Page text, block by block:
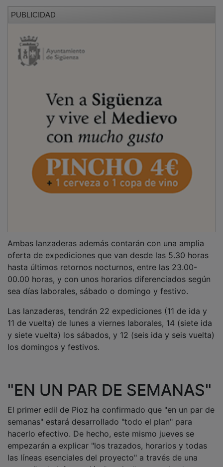
oferta de expediciones que van desde las 5.30 horas
hasta últimos retornos nocturnos, entre las 23.00-
00.00 horas, y con unos horarios diferenciados según
sea días laborales, sábado o domingo y festivo.
11 de vuelta) de lunes a viernes laborales, 14 (siete ida
y siete vuelta) los sábados, y 12 (seis ida y seis vuelta)
los domingos y festivos.
"EN UN PAR DE SEMANAS"
semanas" estará desarrollado "todo el plan" para
hacerlo efectivo. De hecho, este mismo jueves se
empezarán a explicar "los trazados, horarios y todas
las líneas esenciales del proyecto" a través de una
campaña de información "masiva" para todos los